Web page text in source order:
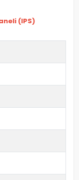
(IPS)